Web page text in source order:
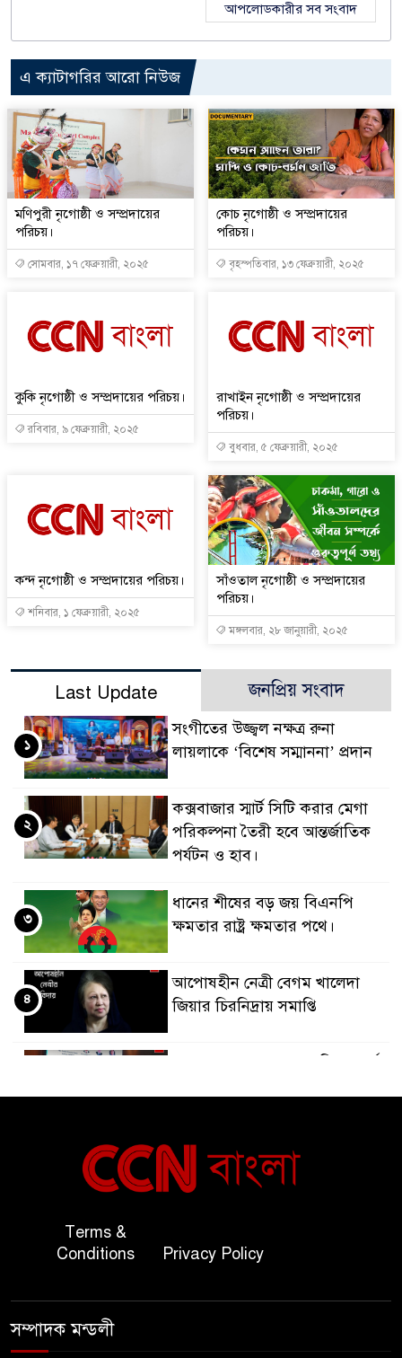
আপলোডকারীর সব সংবাদ
এ ক্যাটাগরির আরো নিউজ
মণিপুরী নৃগোষ্ঠী ও সম্প্রদায়ের
পরিচয়।
সোমবার, ১৭ ফেব্রুয়ারী, ২০২৫
কোচ নৃগোষ্ঠী ও সম্প্রদায়ের
পরিচয়।
বৃহস্পতিবার, ১৩ ফেব্রুয়ারী, ২০২৫
কুকি নৃগোষ্ঠী ও সম্প্রদায়ের পরিচয়।
রবিবার, ৯ ফেব্রুয়ারী, ২০২৫
রাখাইন নৃগোষ্ঠী ও সম্প্রদায়ের
পরিচয়।
বুধবার, ৫ ফেব্রুয়ারী, ২০২৫
কন্দ নৃগোষ্ঠী ও সম্প্রদায়ের পরিচয়।
শনিবার, ১ ফেব্রুয়ারী, ২০২৫
সাঁওতাল নৃগোষ্ঠী ও সম্প্রদায়ের
পরিচয়।
মঙ্গলবার, ২৮ জানুয়ারী, ২০২৫
Last Update জনপ্রিয় সংবাদ
সংগীতের উজ্জ্বল নক্ষত্র রুনা
লায়লাকে ‘বিশেষ সম্মাননা’ প্রদান
১
কক্সবাজার স্মার্ট সিটি করার মেগা
পরিকল্পনা তৈরী হবে আন্তর্জাতিক
পর্যটন ও হাব।
২
ধানের শীষের বড় জয় বিএনপি
ক্ষমতার রাষ্ট্র ক্ষমতার পথে।
৩
আপোষহীন নেত্রী বেগম খালেদা
জিয়ার চিরনিদ্রায় সমাপ্তি
৪
বাংলাদেশ ও কুয়েত: সেনাপ্রধান এবং
সহ-পররাষ্ট্রমন্ত্রীর সৌজন্য সাক্ষাৎ
অতিরিক্ত পুলিশ মহাপরিদর্শক
বিপিআই-এর জ্বালানি প্রশিক্ষণ
Terms &
Conditions
Privacy Policy
সম্পাদক মন্ডলী